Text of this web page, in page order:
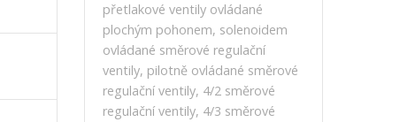
přetlakové ventily ovládané
plochým pohonem, solenoidem
ovládané směrové regulační
ventily, pilotně ovládané směrové
regulační ventily, 4/2 směrové
regulační ventily, 4/3 směrové